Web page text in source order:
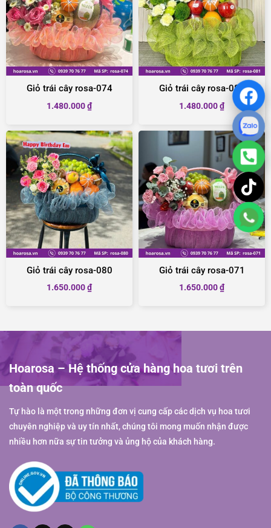
Giỏ trái cây rosa-074
1.480.000₫
Giỏ trái cây rosa-081
1.480.000₫
Giỏ trái cây rosa-080
1.650.000₫
Giỏ trái cây rosa-071
1.650.000₫
Hoarosa – Hệ thống cửa hàng hoa tươi trên
toàn quốc
Tự hào là một trong những đơn vị cung cấp các dịch vụ hoa tươi
chuyên nghiệp và uy tín nhất, chúng tôi mong muốn nhận được
nhiều hơn nữa sự tin tưởng và ủng hộ của khách hàng.